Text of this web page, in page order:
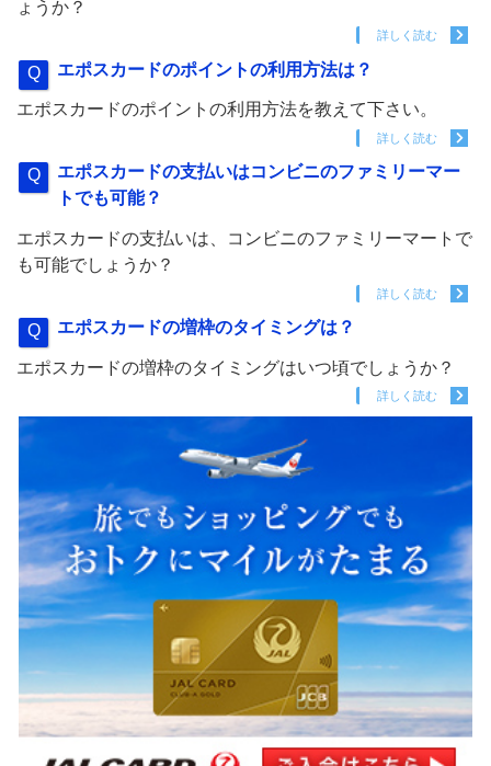
ょうか？
詳しく読む
エポスカードのポイントの利用方法は？
エポスカードのポイントの利用方法を教えて下さい。
詳しく読む
エポスカードの支払いはコンビニのファミリーマー
トでも可能？
エポスカードの支払いは、コンビニのファミリーマートで
も可能でしょうか？
詳しく読む
エポスカードの増枠のタイミングは？
エポスカードの増枠のタイミングはいつ頃でしょうか？
詳しく読む